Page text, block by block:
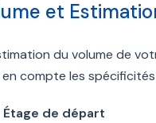
et
du volume de
compte les
Étage de départ